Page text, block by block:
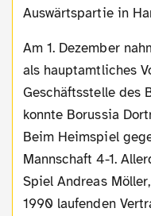
Auswärtspartie in
Am 1. Dezember nahm Michael Meier seinen Job
als hauptamtliches
Geschäftsstelle des
konnte Borussia
Beim Heimspiel
Mannschaft 4-1.
Spiel Andreas
1990 laufenden